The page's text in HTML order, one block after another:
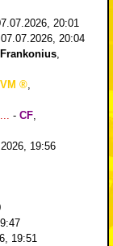
20:01
07.07.2026, 20:04
Frankonius
VM
- CF
19:56
19:51